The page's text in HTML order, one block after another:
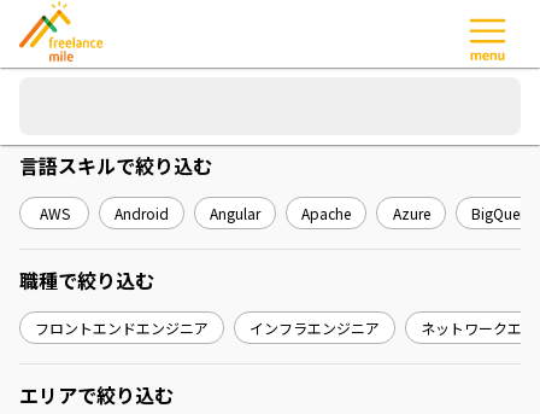
言語スキルで絞り込む
AWS Android Angular Apache Azure BigQuery
職種で絞り込む
フロントエンドエンジニア インフラエンジニア ネットワークエ
エリアで絞り込む